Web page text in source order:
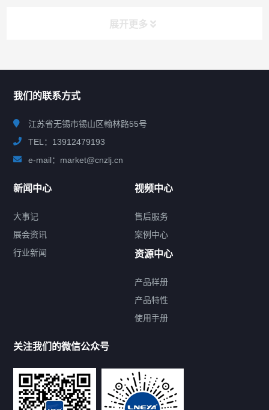
展开更多
提交您的需求，免费获取产品资料
--亦可拨打我们的24小时服务咨询热线--
13912479193
我们的联系方式
江苏省无锡市锡山区翰林路55号
TEL：13912479193
e-mail：market@cnzlj.cn
新闻中心
大事记
展会资讯
行业新闻
视频中心
售后服务
案例中心
资源中心
产品样册
产品特性
使用手册
关注我们的微信公众号